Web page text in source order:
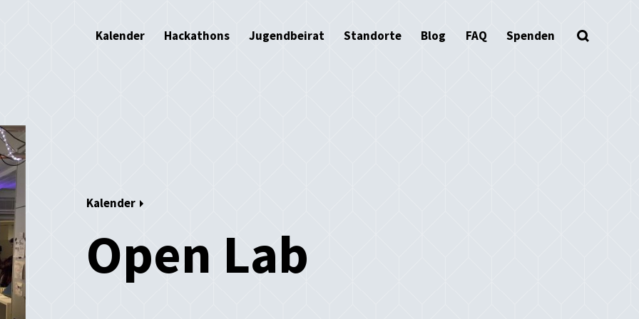
Kalender Hackathons Jugendbeirat Standorte Blog FAQ Spenden
Kalender
Open Lab